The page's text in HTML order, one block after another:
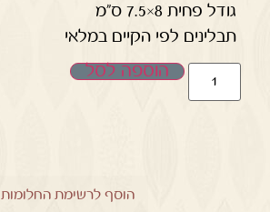
גודל פחית 8×7.5 ס"מ
תבלינים לפי הקיים במלאי
הוספה לסל
הוסף לרשימת החלומות